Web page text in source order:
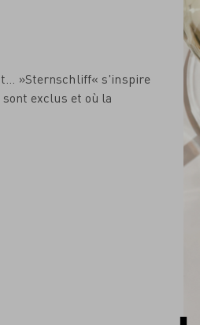
»Sternschliff« s'inspire
exclus et où la